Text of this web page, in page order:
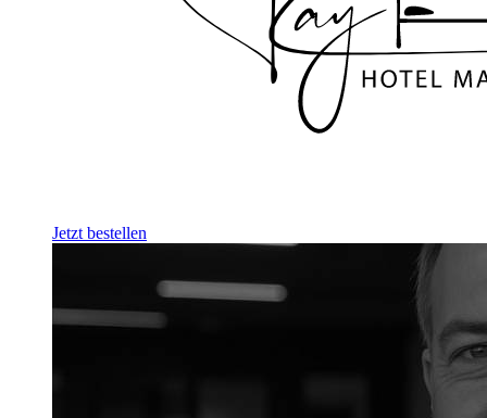
Jetzt bestellen